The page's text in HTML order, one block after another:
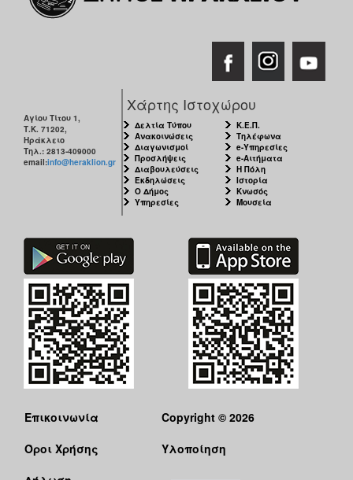
ΑΝΘΕΚΤΙΚΗ
ΠΟΛΗ
Αγίου Τίτου 1,
Τ.Κ. 71202,
Ηράκλειο
Τηλ.: 2813-409000
email:info@heraklion.gr
Χάρτης Ιστοχώρου
Δελτία Τύπου
Ανακοινώσεις
Διαγωνισμοί
Προσλήψεις
Διαβουλεύσεις
Εκδηλώσεις
Ο Δήμος
Υπηρεσίες
Κ.Ε.Π.
Τηλέφωνα
e-Υπηρεσίες
e-Αιτήματα
Η Πόλη
Ιστορία
Κνωσός
Μουσεία
Επικοινωνία
Όροι Χρήσης
Copyright © 2026
Υλοποίηση